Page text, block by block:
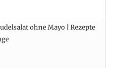
ohne Mayo | Rezepte